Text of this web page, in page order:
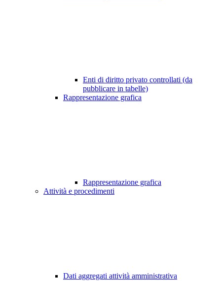
Enti di diritto privato controllati (da
pubblicare in tabelle)
Rappresentazione grafica
Rappresentazione grafica
Attività e procedimenti
Dati aggregati attività amministrativa